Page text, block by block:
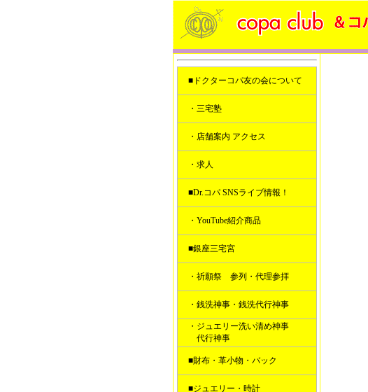
■ドクターコパ友の会について
・三宅塾
・店舗案内 アクセス
・求人
■Dr.コパ SNSライブ情報！
・YouTube紹介商品
■銀座三宅宮
・祈願祭 参列・代理参拝
・銭洗神事・銭洗代行神事
・ジュエリー洗い清め神事
代行神事
■財布・革小物・バック
■ジュエリー・時計